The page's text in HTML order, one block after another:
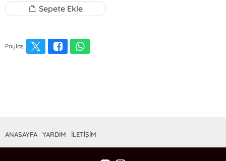
Sepete Ekle
Paylaş
ANASAYFA YARDIM İLETİŞİM